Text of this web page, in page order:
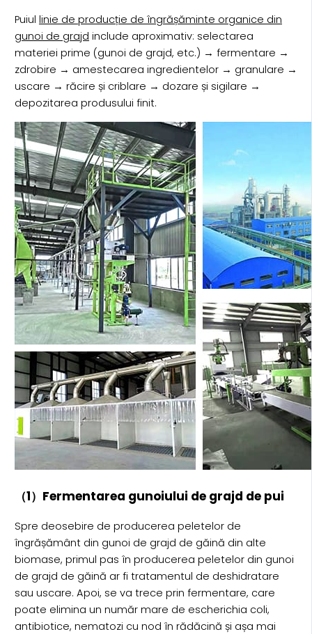
Puiul linie de producție de îngrășăminte organice din
gunoi de grajd include aproximativ: selectarea
materiei prime (gunoi de grajd, etc.) → fermentare →
zdrobire → amestecarea ingredientelor → granulare →
uscare → răcire și criblare → dozare și sigilare →
depozitarea produsului finit.
（1）Fermentarea gunoiului de grajd de pui
Spre deosebire de producerea peletelor de
îngrășământ din gunoi de grajd de găină din alte
biomase, primul pas în producerea peletelor din gunoi
de grajd de găină ar fi tratamentul de deshidratare
sau uscare. Apoi, se va trece prin fermentare, care
poate elimina un număr mare de escherichia coli,
antibiotice, nematozi cu nod în rădăcină și așa mai